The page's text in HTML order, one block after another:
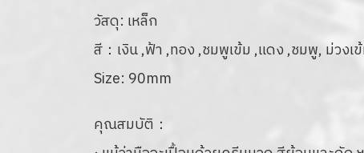
วัสดุ: เหล็ก
สี：เงิน ,ฟ้า ,ทอง ,ชมพูเข้ม ,แดง ,ชมพู, ม่วงเ
Size: 90mm
คุณสมบัติ：